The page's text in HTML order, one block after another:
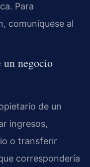
Para
comuníquese al
un negocio
de un
ingresos,
o transferir
correspondería